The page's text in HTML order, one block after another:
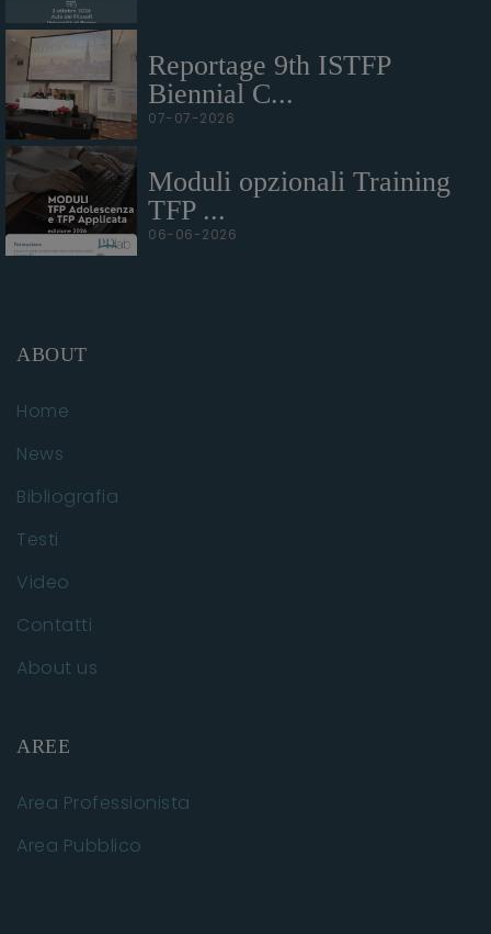
Reportage 9th ISTFP
Biennial C...
07-07-2026
Moduli opzionali Training
TFP ...
06-06-2026
ABOUT
Home
News
Bibliografia
Testi
Video
Contatti
About us
AREE
Area Professionista
Area Pubblico